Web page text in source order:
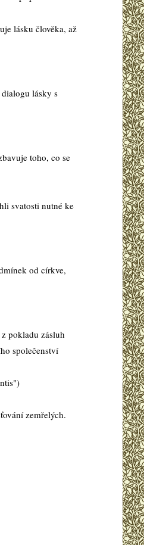
lásku člověka, až
lásky s
toho, co se
svatosti nutné ke
od církve,
pokladu zásluh
společenství
zemřelých.